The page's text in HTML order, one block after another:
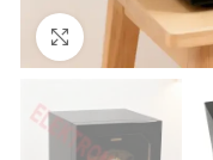
Uvećaj sliku